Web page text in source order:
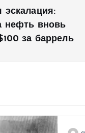
эскалация:
нефть вновь
за баррель